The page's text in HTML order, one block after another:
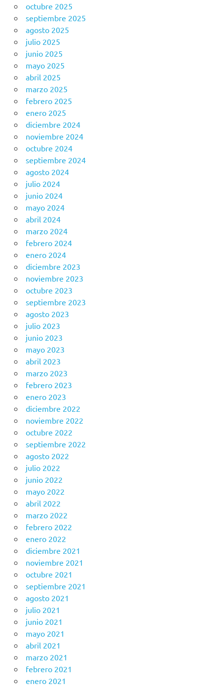
octubre 2025
septiembre 2025
agosto 2025
julio 2025
junio 2025
mayo 2025
abril 2025
marzo 2025
febrero 2025
enero 2025
diciembre 2024
noviembre 2024
octubre 2024
septiembre 2024
agosto 2024
julio 2024
junio 2024
mayo 2024
abril 2024
marzo 2024
febrero 2024
enero 2024
diciembre 2023
noviembre 2023
octubre 2023
septiembre 2023
agosto 2023
julio 2023
junio 2023
mayo 2023
abril 2023
marzo 2023
febrero 2023
enero 2023
diciembre 2022
noviembre 2022
octubre 2022
septiembre 2022
agosto 2022
julio 2022
junio 2022
mayo 2022
abril 2022
marzo 2022
febrero 2022
enero 2022
diciembre 2021
noviembre 2021
octubre 2021
septiembre 2021
agosto 2021
julio 2021
junio 2021
mayo 2021
abril 2021
marzo 2021
febrero 2021
enero 2021